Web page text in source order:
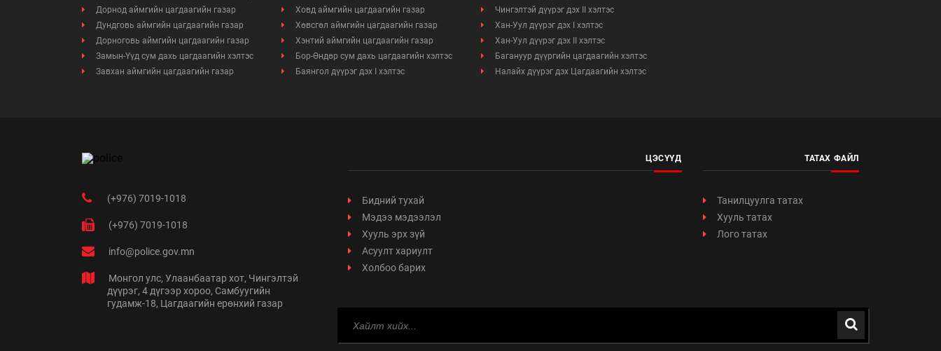
Дорнод аймгийн цагдаагийн газар
Дундговь аймгийн цагдаагийн газар
Дорноговь аймгийн цагдаагийн газар
Замын-Үүд сум дахь цагдаагийн хэлтэс
Завхан аймгийн цагдаагийн газар
Ховд аймгийн цагдаагийн газар
Хөвсгөл аймгийн цагдаагийн газар
Хэнтий аймгийн цагдаагийн газар
Бор-Өндөр сум дахь цагдаагийн хэлтэс
Баянгол дүүрэг дэх I хэлтэс
Чингэлтэй дүүрэг дэх II хэлтэс
Хан-Уул дүүрэг дэх I хэлтэс
Хан-Уул дүүрэг дэх II хэлтэс
Багануур дүүргийн цагдаагийн хэлтэс
Налайх дүүрэг дэх Цагдаагийн хэлтэс
(+976) 7019-1018
(+976) 7019-1018
info@police.gov.mn
Монгол улс, Улаанбаатар хот, Чингэлтэй
дүүрэг, 4 дүгээр хороо, Самбуугийн
гудамж-18, Цагдаагийн ерөнхий газар
ЦЭСҮҮД
Бидний тухай
Мэдээ мэдээлэл
Хууль эрх зүй
Асуулт хариулт
Холбоо барих
ТАТАХ ФАЙЛ
Танилцуулга татах
Хууль татах
Лого татах